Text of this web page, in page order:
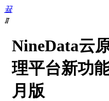
끀
ꁲ
首
页
数
据
库
DevOps
NineData云
理平台新功
月版